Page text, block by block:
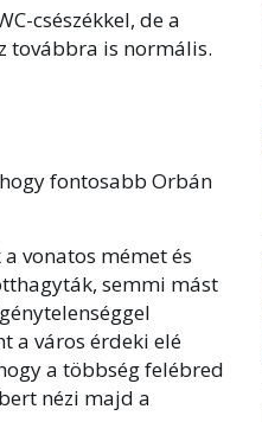
csészékkel, de a
továbbra is normális.
fontosabb Orbán
vonatos mémet és
semmi mást
a város érdeki elé
a többség felébred
nézi majd a